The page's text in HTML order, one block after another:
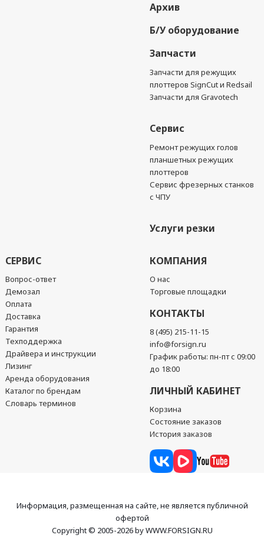
Архив
Б/У оборудование
Запчасти
Запчасти для режущих
плоттеров SignCut и Redsail
Запчасти для Gravotech
Сервис
Ремонт режущих голов
планшетных режущих
плоттеров
Сервис фрезерных станков
с ЧПУ
Услуги резки
СЕРВИС
Вопрос-ответ
Демозал
Оплата
Доставка
Гарантия
Техподдержка
Драйвера и инструкции
Лизинг
Аренда оборудования
Каталог по брендам
Словарь терминов
КОМПАНИЯ
О нас
Торговые площадки
КОНТАКТЫ
8 (495) 215-11-15
info@forsign.ru
График работы: пн-пт с 09:00
до 18:00
ЛИЧНЫЙ КАБИНЕТ
Корзина
Состояние заказов
История заказов
Информация, размещенная на сайте, не является публичной
офертой
Copyright © 2005-2026 by WWW.FORSIGN.RU